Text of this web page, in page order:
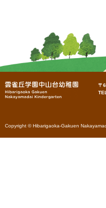
〒
Copyright © Hibarigaoka-Gakuen